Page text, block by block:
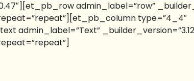
admin_label=”row”
type=”4_4″
admin_label=”Text”